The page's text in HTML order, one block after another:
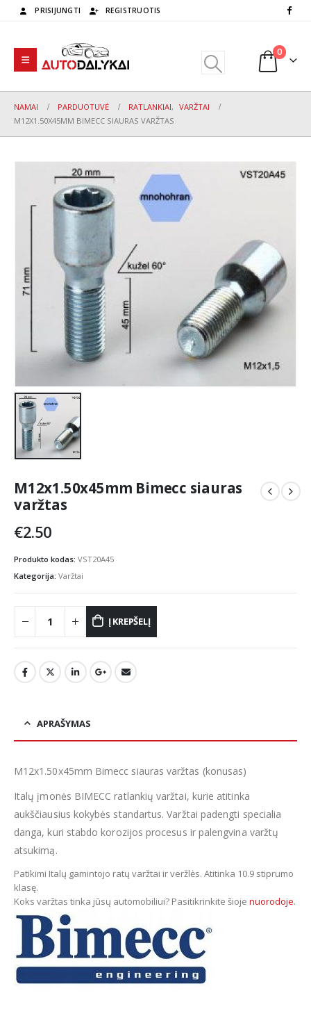
PRISIJUNGTI REGISTRUOTIS
0
NAMAI PARDUOTUVĖ RATLANKIAI, VARŽTAI
M12X1.50X45MM BIMECC SIAURAS VARŽTAS
M12x1.50x45mm Bimecc siauras
varžtas
€2.50
Produkto kodas: VST20A45
Kategorija: Varžtai
Į KREPŠELĮ
APRAŠYMAS
M12x1.50x45mm Bimecc siauras varžtas (konusas)
Italų įmonės BIMECC ratlankių varžtai, kurie atitinka
aukščiausius kokybės standartus. Varžtai padengti specialia
danga, kuri stabdo korozijos procesus ir palengvina varžtų
atsukimą.
Patikimi Italų gamintojo ratų varžtai ir veržlės. Atitinka 10.9 stiprumo
klasę.
Koks varžtas tinka jūsų automobiliui? Pasitikrinkite šioje nuorodoje.